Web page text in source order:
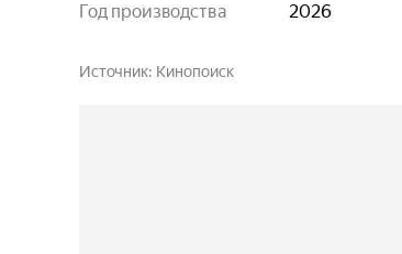
Год производства
2026
Источник Кинопоиск